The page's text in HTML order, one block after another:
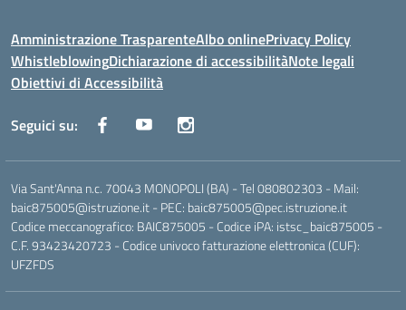
Amministrazione TrasparenteAlbo onlinePrivacy Policy
WhistleblowingDichiarazione di accessibilitàNote legali
Obiettivi di Accessibilità
Seguici su:
Via Sant'Anna n.c. 70043 MONOPOLI (BA) - Tel 080802303 - Mail:
baic875005@istruzione.it - PEC: baic875005@pec.istruzione.it
Codice meccanografico: BAIC875005 - Codice iPA: istsc_baic875005 -
C.F. 93423420723 - Codice univoco fatturazione elettronica (CUF):
UFZFDS